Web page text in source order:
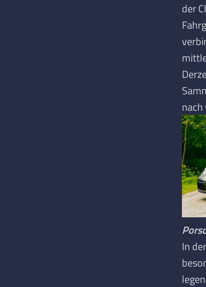
der
nach
In